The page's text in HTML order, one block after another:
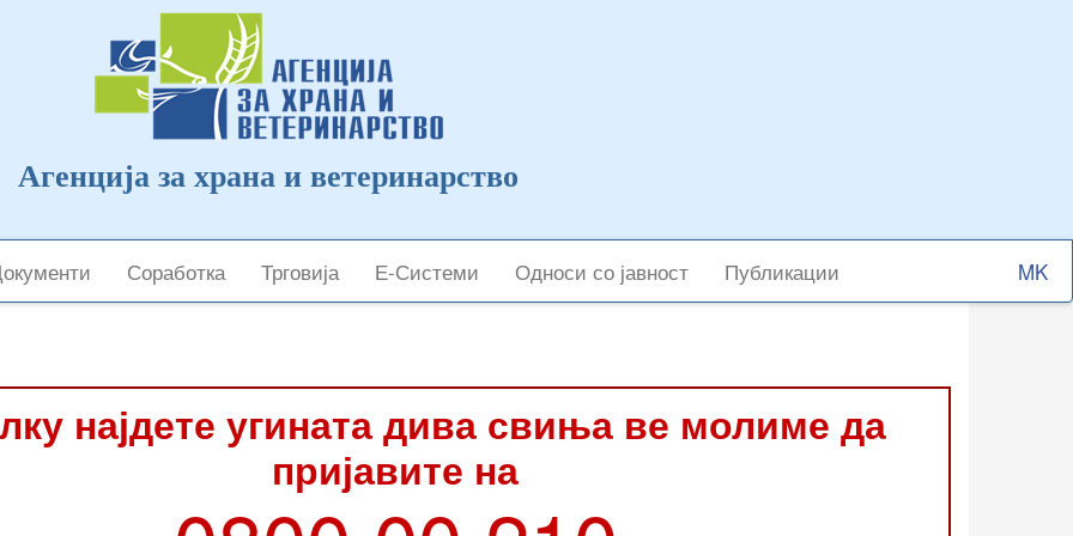
Агенција за храна и ветеринарство
Соработка Трговија Е-Системи Односи со јавност Публикации
Select
your
најдете угината дива свиња ве молиме да
пријавите на